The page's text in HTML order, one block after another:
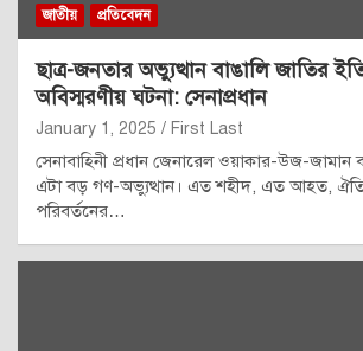
জাতীয় প্রতিবেদন
ছাত্র-জনতার অভ্যুত্থান বাঙালি জাতির
অবিস্মরণীয় ঘটনা: সেনাপ্রধান
January 1, 2025 First Last
সেনাবাহিনী প্রধান জেনারেল ওয়াকার-উজ-জামান
এটা বড় গণ-অভ্যুত্থান। এত শহীদ, এত আহত,
পরিবর্তনের…